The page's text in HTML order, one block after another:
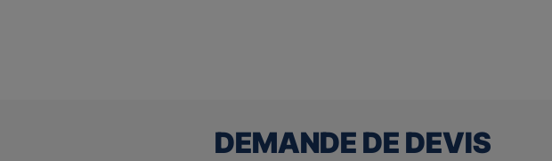
DEMANDE DE DEVIS